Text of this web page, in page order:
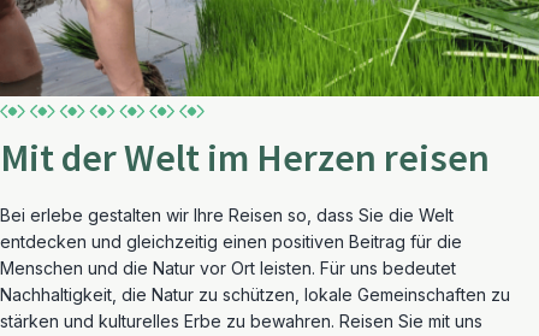
Mit der Welt im Herzen reisen
Bei erlebe gestalten wir Ihre Reisen so, dass Sie die Welt
entdecken und gleichzeitig einen positiven Beitrag für die
Menschen und die Natur vor Ort leisten. Für uns bedeutet
Nachhaltigkeit, die Natur zu schützen, lokale Gemeinschaften zu
stärken und kulturelles Erbe zu bewahren. Reisen Sie mit uns